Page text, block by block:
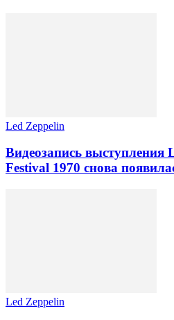
Led Zeppelin
Видеозапись выступления
Festival 1970 снова
Led Zeppelin